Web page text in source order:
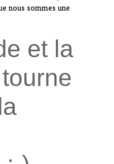
nous sommes une
et la